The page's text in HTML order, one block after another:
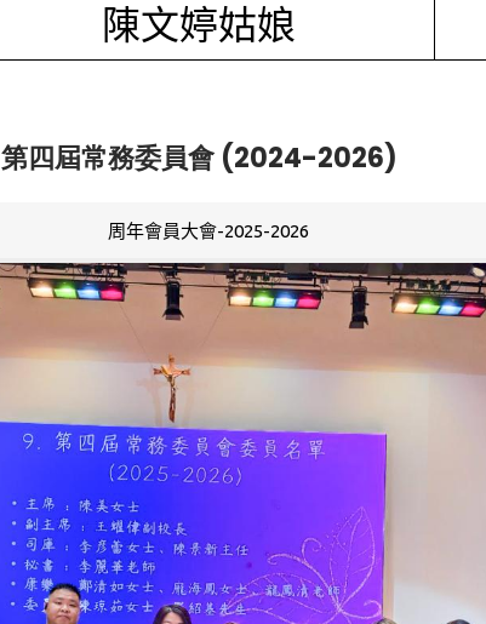
陳文婷姑娘
第四屆常務委員會 (2024-2026)
周年會員大會-2025-2026